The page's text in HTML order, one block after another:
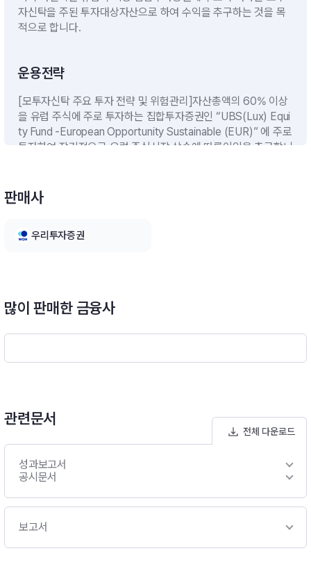
자신탁을 주된 투자대상자산으로 하여 수익을 추구하는 것을 목
적으로 합니다.
운용전략
[모투자신탁 주요 투자 전략 및 위험관리]자산총액의 60% 이상
을 유럽 주식에 주로 투자하는 집합투자증권인 “UBS(Lux) Equi
ty Fund -European Opportunity Sustainable (EUR)” 에 주로
투자하여 장기적으로 유럽 주식시장 상승에 따른이익을 추구합니
험관리](1) 모투자신탁에의 투자하나UBS 유럽 포커스 증권모투
자신탁[주식-재간접형]70% 이상 투자합니다.(2) 유동성자산(단
매나 기타 이에 준하는 사유로 필요한 경우에는 투자신탁 자산총
판매사
우리투자증권
많이 판매한 금융사
관련문서
전체 다운로드
성과보고서
공시문서
보고서